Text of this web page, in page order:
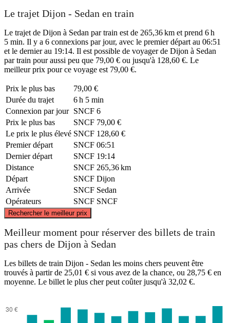
Le trajet Dijon - Sedan en train
Le trajet de Dijon à Sedan par train est de 265,36 km et prend 6 h
5 min. Il y a 6 connexions par jour, avec le premier départ au 06:51
et le dernier au 19:14. Il est possible de voyager de Dijon à Sedan
par train pour aussi peu que 79,00 € ou jusqu'à 128,60 €. Le
meilleur prix pour ce voyage est 79,00 €.
Prix ​​le plus bas
79,00 €
Durée du trajet
6 h 5 min
Connexion par jour SNCF 6
Prix ​​le plus bas
SNCF 79,00 €
Le prix le plus élevé SNCF 128,60 €
Premier départ
SNCF 06:51
Dernier départ
SNCF 19:14
Distance
SNCF 265,36 km
Départ
SNCF Dijon
Arrivée
SNCF Sedan
Opérateurs
SNCF SNCF
Rechercher le meilleur prix
Meilleur moment pour réserver des billets de train
pas chers de Dijon à Sedan
Les billets de train Dijon - Sedan les moins chers peuvent être
trouvés à partir de 25,01 € si vous avez de la chance, ou 28,75 € en
moyenne. Le billet le plus cher peut coûter jusqu'à 32,02 €.